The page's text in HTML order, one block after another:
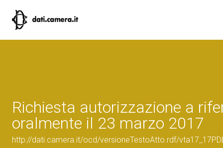
Richiesta autorizzazione a
oralmente il 23 marzo 2017
http://dati.camera.it/ocd/versioneTestoAtto.rdf/